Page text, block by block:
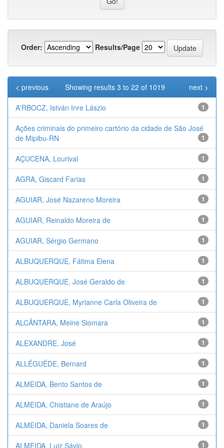
Order: Results/Page
Showing results 3 to 22 of 1019
< previous next >
A'RBOCZ, István Inre Lászio 1
Ações criminais do primeiro cartório da cidade de São José
de Mipibu-RN
1
AÇUCENA, Lourival 1
AGRA, Giscard Farias 1
AGUIAR, José Nazareno Moreira 1
AGUIAR, Reinaldo Moreira de 1
AGUIAR, Sérgio Germano 1
ALBUQUERQUE, Fátima Elena 1
ALBUQUERQUE, José Geraldo de 1
ALBUQUERQUE, Myrianne Carla Oliveira de 1
ALCÂNTARA, Meine Siomara 1
ALEXANDRE, José 1
ALLÉGUÉDE, Bernard 1
ALMEIDA, Bento Santos de 1
ALMEIDA, Chistiane de Araújo 1
ALMEIDA, Daniela Soares de 1
ALMEIDA, Luiz Sávio 1